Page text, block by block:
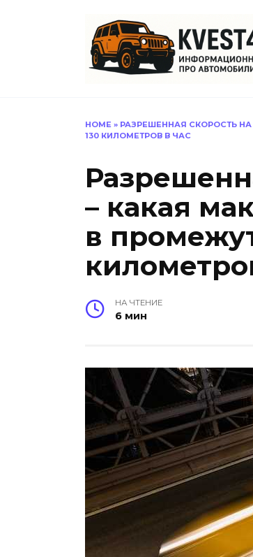
HOME » РАЗРЕШЕННАЯ СКОРОСТЬ
130 КИЛОМЕТРОВ В ЧАС
– какая
в
НА ЧТЕНИЕ
6 мин